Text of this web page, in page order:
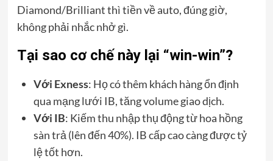
Diamond/Brilliant thì tiền về auto, đúng giờ,
không phải nhắc nhở gì.
Tại sao cơ chế này lại “win-win”?
Với Exness: Họ có thêm khách hàng ổn định
qua mạng lưới IB, tăng volume giao dịch.
Với IB: Kiếm thu nhập thụ động từ hoa hồng
sàn trả (lên đến 40%). IB cấp cao càng được tỷ
lệ tốt hơn.